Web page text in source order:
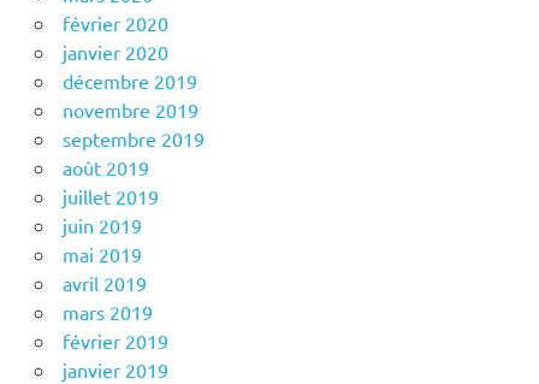
février 2020
janvier 2020
décembre 2019
novembre 2019
septembre 2019
août 2019
juillet 2019
juin 2019
mai 2019
avril 2019
mars 2019
février 2019
janvier 2019